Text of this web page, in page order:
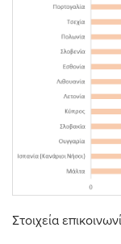
Στοιχεία